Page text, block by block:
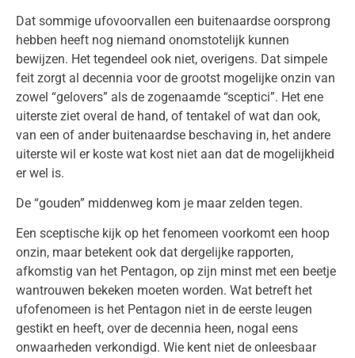
Dat sommige ufovoorvallen een buitenaardse oorsprong
hebben heeft nog niemand onomstotelijk kunnen
bewijzen. Het tegendeel ook niet, overigens. Dat simpele
feit zorgt al decennia voor de grootst mogelijke onzin van
zowel “gelovers” als de zogenaamde “sceptici”. Het ene
uiterste ziet overal de hand, of tentakel of wat dan ook,
van een of ander buitenaardse beschaving in, het andere
uiterste wil er koste wat kost niet aan dat de mogelijkheid
er wel is.
De “gouden” middenweg kom je maar zelden tegen.
Een sceptische kijk op het fenomeen voorkomt een hoop
onzin, maar betekent ook dat dergelijke rapporten,
afkomstig van het Pentagon, op zijn minst met een beetje
wantrouwen bekeken moeten worden. Wat betreft het
ufofenomeen is het Pentagon niet in de eerste leugen
gestikt en heeft, over de decennia heen, nogal eens
onwaarheden verkondigd. Wie kent niet de onleesbaar